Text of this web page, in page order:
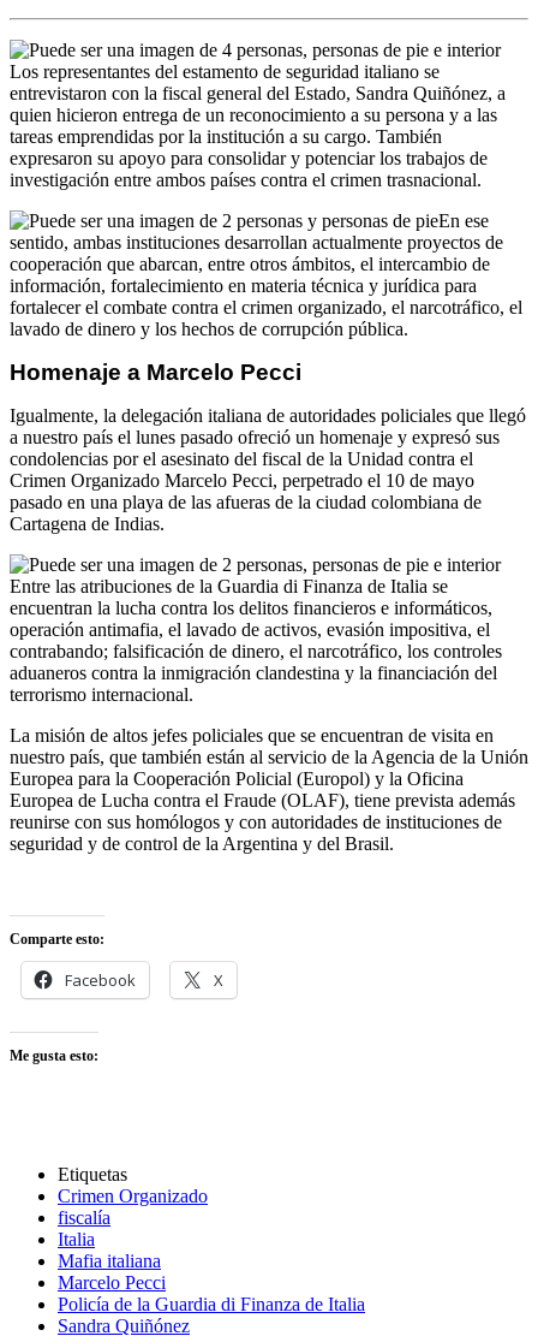
Los representantes del estamento de seguridad italiano se
entrevistaron con la fiscal general del Estado, Sandra Quiñónez, a
quien hicieron entrega de un reconocimiento a su persona y a las
tareas emprendidas por la institución a su cargo. También
expresaron su apoyo para consolidar y potenciar los trabajos de
investigación entre ambos países contra el crimen trasnacional.
En ese
sentido, ambas instituciones desarrollan actualmente proyectos de
cooperación que abarcan, entre otros ámbitos, el intercambio de
información, fortalecimiento en materia técnica y jurídica para
fortalecer el combate contra el crimen organizado, el narcotráfico, el
lavado de dinero y los hechos de corrupción pública.
Homenaje a Marcelo Pecci
Igualmente, la delegación italiana de autoridades policiales que llegó
a nuestro país el lunes pasado ofreció un homenaje y expresó sus
condolencias por el asesinato del fiscal de la Unidad contra el
Crimen Organizado Marcelo Pecci, perpetrado el 10 de mayo
pasado en una playa de las afueras de la ciudad colombiana de
Cartagena de Indias.
Entre las atribuciones de la Guardia di Finanza de Italia se
encuentran la lucha contra los delitos financieros e informáticos,
operación antimafia, el lavado de activos, evasión impositiva, el
contrabando; falsificación de dinero, el narcotráfico, los controles
aduaneros contra la inmigración clandestina y la financiación del
terrorismo internacional.
La misión de altos jefes policiales que se encuentran de visita en
nuestro país, que también están al servicio de la Agencia de la Unión
Europea para la Cooperación Policial (Europol) y la Oficina
Europea de Lucha contra el Fraude (OLAF), tiene prevista además
reunirse con sus homólogos y con autoridades de instituciones de
seguridad y de control de la Argentina y del Brasil.
Comparte esto:
Facebook X
Me gusta esto:
Etiquetas
Crimen Organizado
fiscalía
Italia
Mafia italiana
Marcelo Pecci
Policía de la Guardia di Finanza de Italia
Sandra Quiñónez